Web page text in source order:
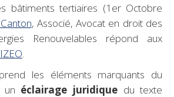
bâtiments tertiaires (1er Octobre
, Associé, Avocat en droit des
Renouvelables répond aux
.
les éléments marquants du
un éclairage juridique du texte